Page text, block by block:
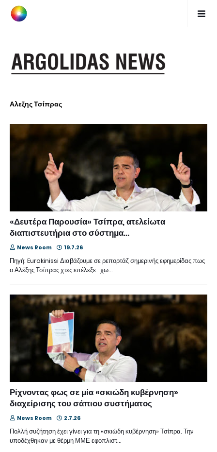
Αλεξης Τσίπρας
«Δευτέρα Παρουσία» Τσίπρα, ατελείωτα
διαπιστευτήρια στο σύστημα...
News Room 19.7.26
Πηγή: Eurokinissi Διαβάζουμε σε ρεπορτάζ σημερινής εφημερίδας πως
ο Αλέξης Τσίπρας χτες επέλεξε -χω…
Ρίχνοντας φως σε μία «σκιώδη κυβέρνηση»
διαχείρισης του σάπιου συστήματος
News Room 2.7.26
Πολλή συζήτηση έχει γίνει για τη «σκιώδη κυβέρνηση» Τσίπρα. Την
υποδέχθηκαν με θέρμη ΜΜΕ εφοπλιστ…